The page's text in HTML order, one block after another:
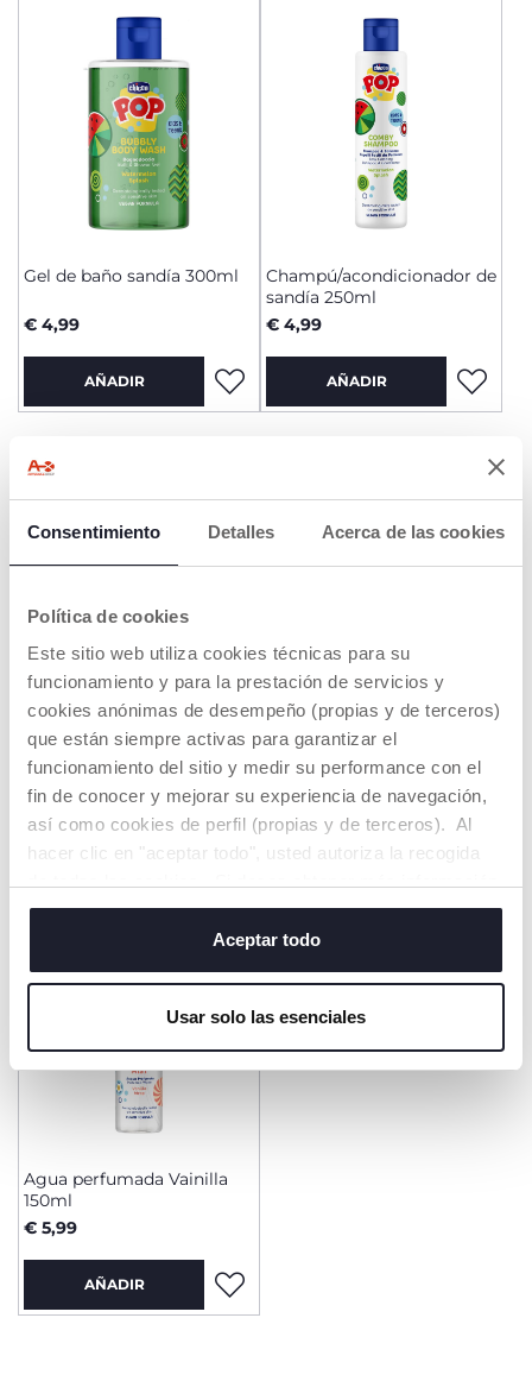
Consentimiento Detalles Acerca de las cookies
Política de cookies
Este sitio web utiliza cookies técnicas para su
funcionamiento y para la prestación de servicios y
cookies anónimas de desempeño (propias y de terceros)
que están siempre activas para garantizar el
funcionamiento del sitio y medir su performance con el
fin de conocer y mejorar su experiencia de navegación,
así como cookies de perfil (propias y de terceros). Al
hacer clic en "aceptar todo", usted autoriza la recogida
o cambiar o revocar el consentimiento de todas o
algunas cookies, haga clic en "mostrar detalles". Al
cerrar este banner, usted consiente en utilizar
servicio solicitado.
Aceptar todo
Usar solo las esenciales
Gel de baño sandía 300ml
€ 4,99
AÑADIR
Champú/acondicionador de
sandía 250ml
€ 4,99
AÑADIR
Champú/acondicionador de
fresa 250ml
€ 4,99
AÑADIR
Espuma cuerpo/cabello
vainilla 200ml
€ 5,99
AÑADIR
Agua perfumada Vainilla
150ml
€ 5,99
AÑADIR